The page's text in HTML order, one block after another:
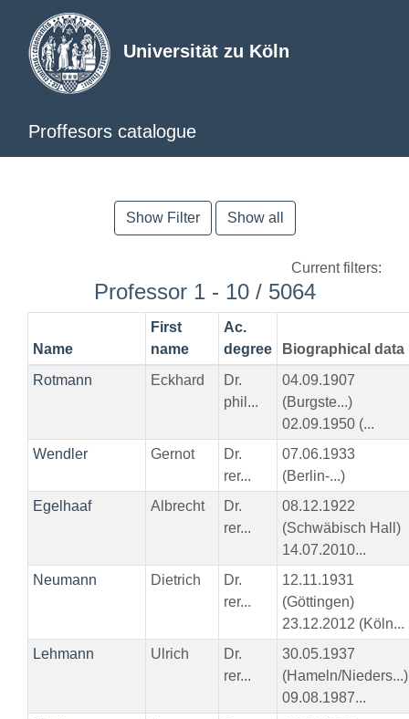
Universität zu Köln
Proffesors catalogue
Show Filter Show all
Current filters:
Professor 1 - 10 / 5064
Name
First
name
Ac.
degree
Biographical data
Rotmann
Eckhard
Dr.
phil...
04.09.1907
(Burgste...)
02.09.1950 (...
Wendler
Gernot
Dr.
rer...
07.06.1933
(Berlin-...)
Egelhaaf
Albrecht
Dr.
rer...
08.12.1922
(Schwäbisch Hall)
14.07.2010...
Neumann
Dietrich
Dr.
rer...
12.11.1931
(Göttingen)
23.12.2012 (Köln...
Lehmann
Ulrich
Dr.
rer...
30.05.1937
(Hameln/Nieders...)
09.08.1987...